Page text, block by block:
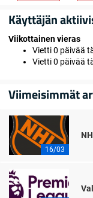
Käyttäjän
Viikottainen vieras
Vietti 0 päivää
Vietti 0 päivää
Viimeisimmät
16/03